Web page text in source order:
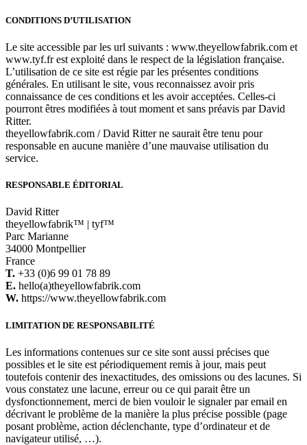
CONDITIONS D’UTILISATION
Le site accessible par les url suivants : www.theyellowfabrik.com et
www.tyf.fr est exploité dans le respect de la législation française.
L’utilisation de ce site est régie par les présentes conditions
générales. En utilisant le site, vous reconnaissez avoir pris
connaissance de ces conditions et les avoir acceptées. Celles-ci
pourront êtres modifiées à tout moment et sans préavis par David
Ritter.
theyellowfabrik.com / David Ritter ne saurait être tenu pour
responsable en aucune manière d’une mauvaise utilisation du
service.
RESPONSABLE ÉDITORIAL
David Ritter
theyellowfabrik™ | tyf™
Parc Marianne
34000 Montpellier
France
T. +33 (0)6 99 01 78 89
E. hello(a)theyellowfabrik.com
W. https://www.theyellowfabrik.com
LIMITATION DE RESPONSABILITÉ
Les informations contenues sur ce site sont aussi précises que
possibles et le site est périodiquement remis à jour, mais peut
toutefois contenir des inexactitudes, des omissions ou des lacunes. Si
vous constatez une lacune, erreur ou ce qui parait être un
dysfonctionnement, merci de bien vouloir le signaler par email en
décrivant le problème de la manière la plus précise possible (page
posant problème, action déclenchante, type d’ordinateur et de
navigateur utilisé, …).